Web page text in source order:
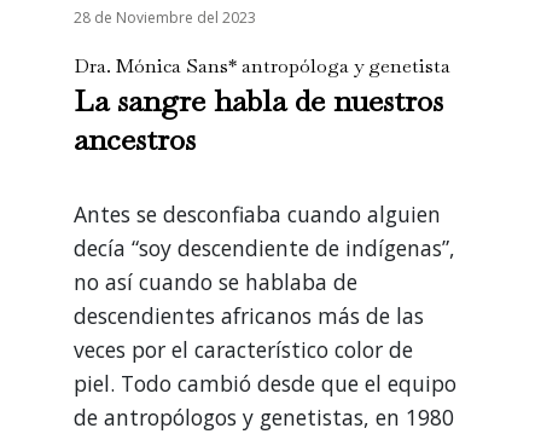
28 de Noviembre del 2023
Dra. Mónica Sans* antropóloga y genetista
La sangre habla de nuestros
ancestros
Antes se desconfiaba cuando alguien
decía “soy descendiente de indígenas”,
no así cuando se hablaba de
descendientes africanos más de las
veces por el característico color de
piel. Todo cambió desde que el equipo
de antropólogos y genetistas, en 1980